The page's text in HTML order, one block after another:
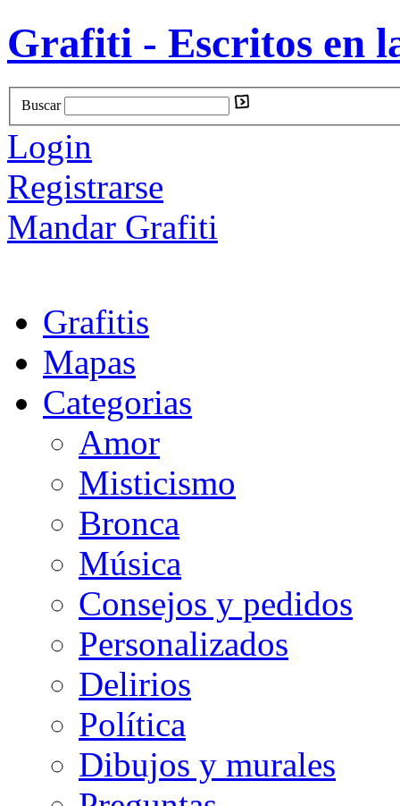
Grafiti - Escritos en
Buscar
Login
Registrarse
Mandar Grafiti
Grafitis
Mapas
Categorias
Amor
Misticismo
Bronca
Música
Consejos y pedidos
Personalizados
Delirios
Política
Dibujos y murales